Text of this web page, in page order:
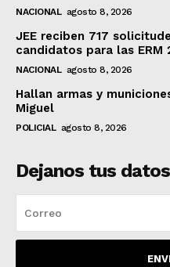
NACIONAL agosto 8, 2026
JEE reciben 717
candidatos para las ERM
NACIONAL agosto 8, 2026
Hallan armas y
Miguel
POLICIAL agosto 8, 2026
Dejanos tus datos